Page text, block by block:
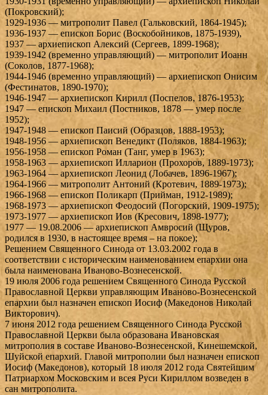
(Покровский);
1929-1936 — митрополит Павел (Гальковский, 1864-1945);
1936-1937 — епископ Борис (Воскобойников, 1875-1939),
1937 — архиепископ Алексий (Сергеев, 1899-1968);
1939-1942 (временно управляющий) — митрополит Иоанн
(Соколов, 1877-1968);
1944-1946 (временно управляющий) — архиепископ Онисим
(Фестинатов, 1890-1970);
1946-1947 — архиепископ Кирилл (Поспелов, 1876-1953);
1947 — епископ Михаил (Постников, 1878 — умер после
1952);
1947-1948 — епископ Паисий (Образцов, 1888-1953);
1948-1956 — архиепископ Венедикт (Поляков, 1884-1963);
1956-1958 — епископ Роман (Танг, умер в 1963);
1958-1963 — архиепископ Илларион (Прохоров, 1889-1973);
1963-1964 — архиепископ Леонид (Лобачев, 1896-1967);
1964-1966 — митрополит Антоний (Кротевич, 1889-1973);
1966-1968 — епископ Поликарп (Прийман, 1912-1989);
1968-1973 — архиепископ Феодосий (Погорский, 1909-1975);
1973-1977 — архиепископ Иов (Кресович, 1898-1977);
1977 — 19.08.2006 — архиепископ Амвросий (Щуров,
родился в 1930, в настоящее время – на покое);
Решением Священного Синода от 13.03.2002 года в
соответствии с историческим наименованием епархии она
была наименована Иваново-Вознесенской.
19 июля 2006 года решением Священного Синода Русской
Православной Церкви управляющим Иваново-Вознесенской
епархии был назначен епископ Иосиф (Македонов Николай
Викторович).
7 июня 2012 года решением Священного Синода Русской
Православной Церкви была образована Ивановская
митрополия в составе Иваново-Вознесенской, Кинешемской,
Шуйской епархий. Главой митрополии был назначен епископ
Иосиф (Македонов), который 18 июля 2012 года Святейшим
Патриархом Московским и всея Руси Кириллом возведен в
сан митрополита.